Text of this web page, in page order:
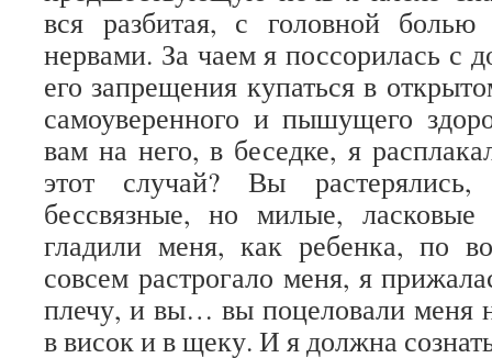
вся разбитая, с головной
нервами. За чаем я поссорилась с
его запрещения купаться в
самоуверенного и пышущего
вам на него, в беседке, я
этот случай? Вы растерялись,
бессвязные, но милые,
гладили меня, как ребенка, по
совсем растрогало меня, я
плечу, и вы… вы поцеловали меня
в висок и в щеку. И я должна